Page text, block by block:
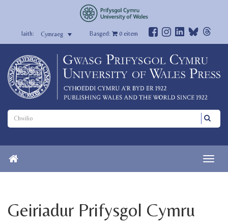
Cymraeg Basged: 0eitem
Geiriadur Prifysgol Cymru